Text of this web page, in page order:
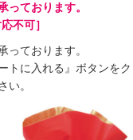
っております。
不可］
っております。
トに入れる』ボタンを
い。